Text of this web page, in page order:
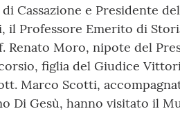
Cassazione e Presidente
il Professore Emerito di
Renato Moro, nipote del
figlia del Giudice
Marco Scotti,
Di Gesù, hanno visitato il